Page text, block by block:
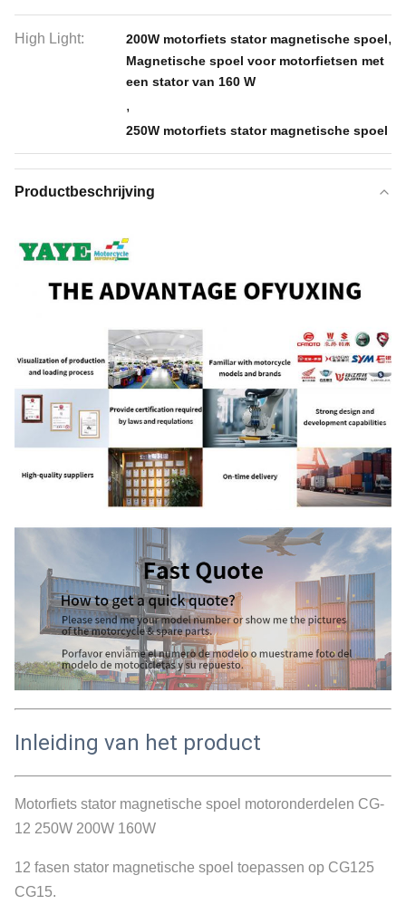
High Light: 200W motorfiets stator magnetische spoel,
Magnetische spoel voor motorfietsen met
een stator van 160 W
,
250W motorfiets stator magnetische spoel
Productbeschrijving
Inleiding van het product
Motorfiets stator magnetische spoel motoronderdelen CG-
12 250W 200W 160W
12 fasen stator magnetische spoel toepassen op CG125
CG15.